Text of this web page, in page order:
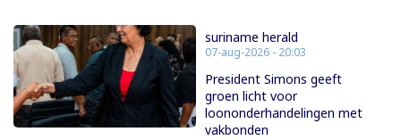
suriname herald
07-aug-2026 - 20:03
President Simons geeft
groen licht voor
loononderhandelingen met
vakbonden